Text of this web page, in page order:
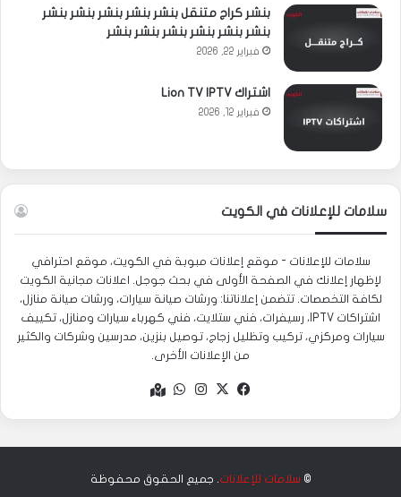
بنشر كراج متنقل بنشر بنشر بنشر بنشر بنشر
بنشر بنشر بنشر بنشر بنشر بنشر
فبراير 22, 2026
اشتراك Lion TV IPTV
فبراير 12, 2026
سلامات للإعلانات في الكويت
سلامات للإعلانات - موقع إعلانات مبوبة في الكويت، موقع احترافي
لإظهار إعلانك في الصفحة الأولى في بحث جوجل. اعلانات مجانية الكويت
لكافة التخصصات. تتضمن إعلاناتنا: ورشات صيانة سيارات، ورشات صيانة منازل،
اشتراكات IPTV، رسيفرات، فني ستلايت، فني كهرباء سيارات ومنازل، تكييف
سيارات ومركزي، تركيب وتظليل زجاج، توصيل بنزين، مدرسين وشركات والكثير
من الإعلانات الأخرى.
فيسبوك
‫X انستقرام
واتساب
© سلامات للإعلانات. جميع الحقوق محفوظة